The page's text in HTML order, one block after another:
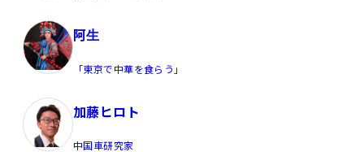
阿生
「東京で中華を食らう」
加藤ヒロト
中国車研究家